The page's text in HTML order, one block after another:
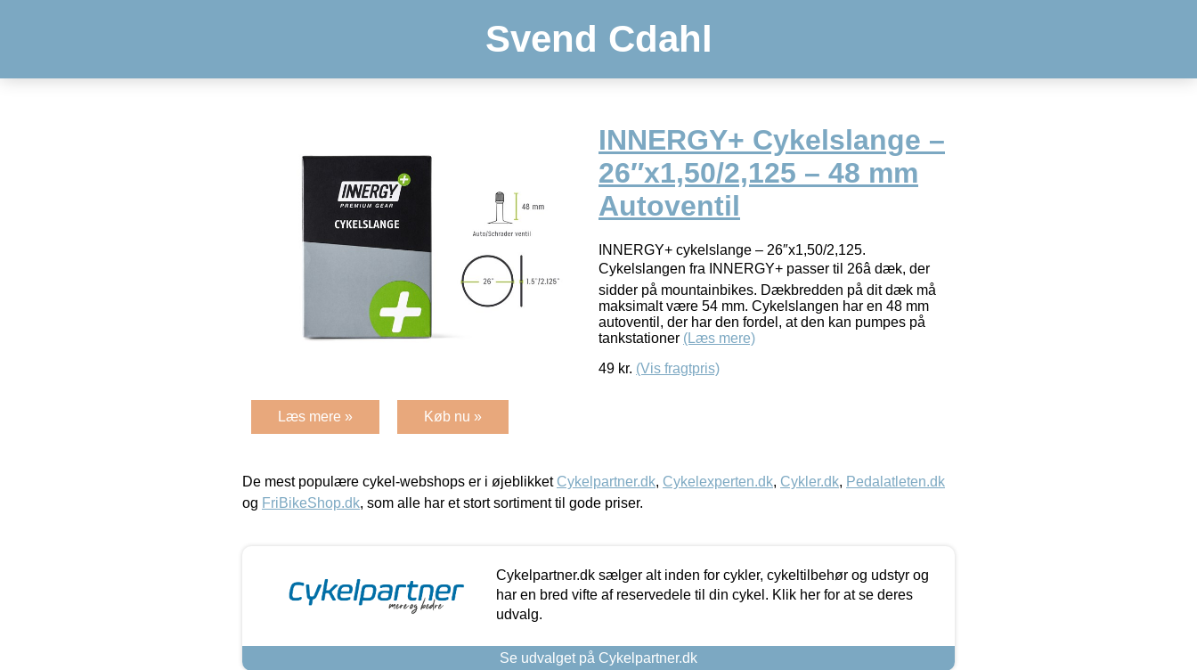
Svend Cdahl
INNERGY+ Cykelslange –
26″x1,50/2,125 – 48 mm
Autoventil
INNERGY+ cykelslange – 26″x1,50/2,125.
Cykelslangen fra INNERGY+ passer til 26â dæk, der
sidder på mountainbikes. Dækbredden på dit dæk må
maksimalt være 54 mm. Cykelslangen har en 48 mm
autoventil, der har den fordel, at den kan pumpes på
tankstationer (Læs mere)
49 kr. (Vis fragtpris)
Læs mere » Køb nu »
De mest populære cykel-webshops er i øjeblikket Cykelpartner.dk, Cykelexperten.dk, Cykler.dk, Pedalatleten.dk
og FriBikeShop.dk, som alle har et stort sortiment til gode priser.
Cykelpartner.dk sælger alt inden for cykler, cykeltilbehør og udstyr og
har en bred vifte af reservedele til din cykel. Klik her for at se deres
udvalg.
Se udvalget på Cykelpartner.dk